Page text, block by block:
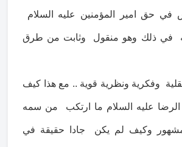
في حق امير المؤمنين عليه السلام
في ذلك وهو منقول وثابت من طرق
وفكرية ونظرية قوية .. مع هذا كيف
الرضا عليه السلام ما ارتكب من سمه
المشهور وكيف لم يكن جادا حقيقة في